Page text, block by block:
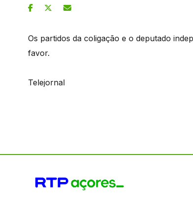
Os partidos da coligação e o deputado
favor.
Telejornal